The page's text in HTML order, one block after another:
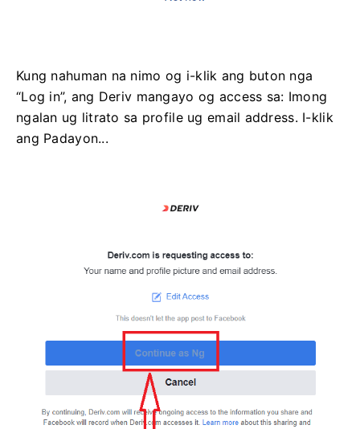
Kung nahuman na nimo og i-klik ang buton nga
“Log in”, ang Deriv mangayo og access sa: Imong
ngalan ug litrato sa profile ug email address. I-klik
ang Padayon...